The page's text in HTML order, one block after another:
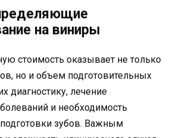
на виниры
стоимость оказывает не только
но и объем подготовительных
диагностику, лечение
и необходимость
зубов. Важным